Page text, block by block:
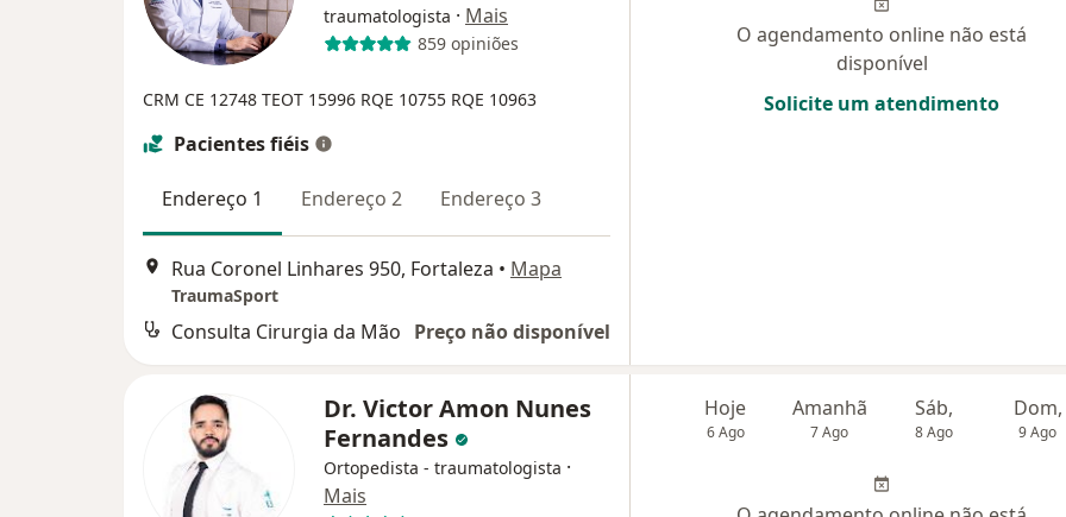
traumatologista · Mais
859 opiniões
CRM CE 12748 TEOT 15996 RQE 10755 RQE 10963
Pacientes fiéis
Endereço 1 Endereço 2 Endereço 3
Rua Coronel Linhares 950, Fortaleza • Mapa
TraumaSport
Consulta Cirurgia da Mão Preço não disponível
O agendamento online não está
disponível
Solicite um atendimento
Dr. Victor Amon Nunes
Fernandes
Ortopedista - traumatologista ·
Mais
Hoje
6 Ago
Amanhã
7 Ago
Sáb,
8 Ago
Dom,
9 Ago